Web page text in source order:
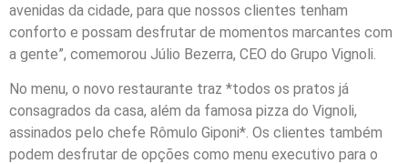
avenidas da cidade, para que nossos clientes tenham
conforto e possam desfrutar de momentos marcantes com
a gente”, comemorou Júlio Bezerra, CEO do Grupo Vignoli.
No menu, o novo restaurante traz *todos os pratos já
consagrados da casa, além da famosa pizza do Vignoli,
assinados pelo chefe Rômulo Giponi*. Os clientes também
podem desfrutar de opções como menu executivo para o